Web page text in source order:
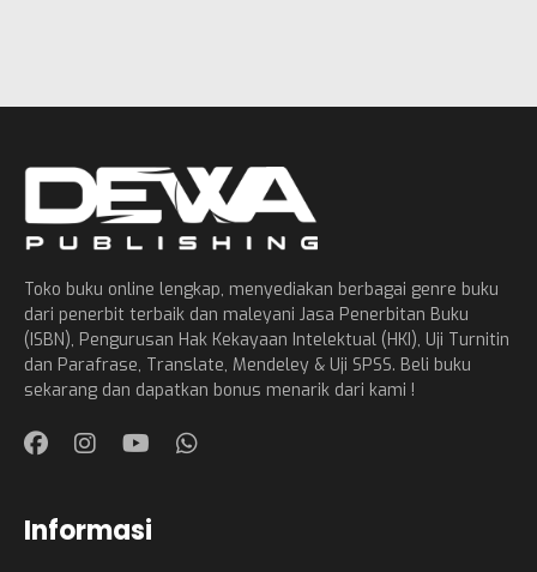
Toko buku online lengkap, menyediakan berbagai genre buku
dari penerbit terbaik dan maleyani Jasa Penerbitan Buku
(ISBN), Pengurusan Hak Kekayaan Intelektual (HKI), Uji Turnitin
dan Parafrase, Translate, Mendeley & Uji SPSS. Beli buku
sekarang dan dapatkan bonus menarik dari kami !
Informasi